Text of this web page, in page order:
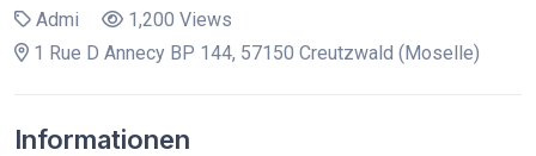
Admi
1,200 Views
1 Rue D Annecy BP 144, 57150 Creutzwald (Moselle)
Informationen